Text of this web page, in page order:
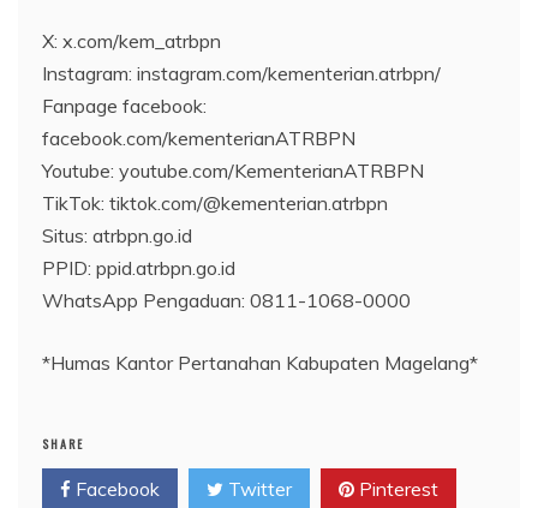
X: x.com/kem_atrbpn
Instagram: instagram.com/kementerian.atrbpn/
Fanpage facebook:
facebook.com/kementerianATRBPN
Youtube: youtube.com/KementerianATRBPN
TikTok: tiktok.com/@kementerian.atrbpn
Situs: atrbpn.go.id
PPID: ppid.atrbpn.go.id
WhatsApp Pengaduan: 0811-1068-0000
*Humas Kantor Pertanahan Kabupaten Magelang*
SHARE
Facebook Twitter Pinterest